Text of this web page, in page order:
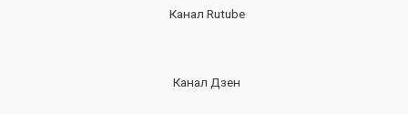
Канал Rutube
Канал Дзен